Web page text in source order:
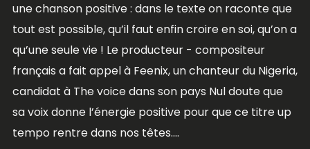
une chanson positive : dans le texte on raconte que
tout est possible, qu’il faut enfin croire en soi, qu’on a
qu’une seule vie ! Le producteur - compositeur
français a fait appel à Feenix, un chanteur du Nigeria,
candidat à The voice dans son pays Nul doute que
sa voix donne l’énergie positive pour que ce titre up
tempo rentre dans nos têtes....